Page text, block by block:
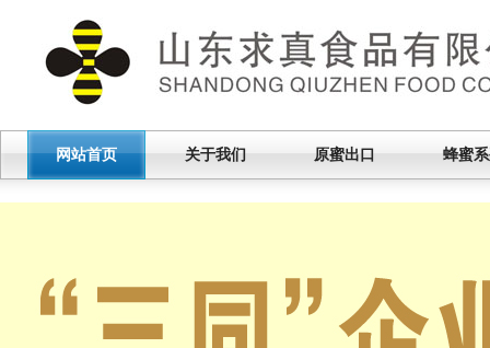
网站首页
|
关于我们
|
原蜜出口
|
蜂蜜
|